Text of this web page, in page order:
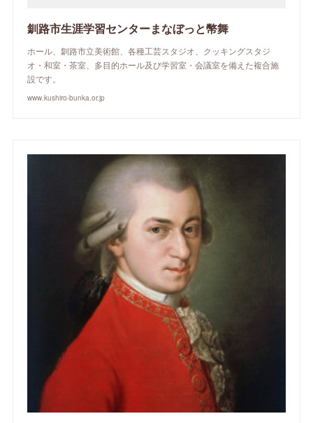
釧路市生涯学習センターまなぼっと幣舞
ホール、釧路市立美術館、各種工芸スタジオ、クッキングスタジ
オ・和室・茶室、多目的ホール及び学習室・会議室を備えた複合施
設です。
www.kushiro-bunka.or.jp